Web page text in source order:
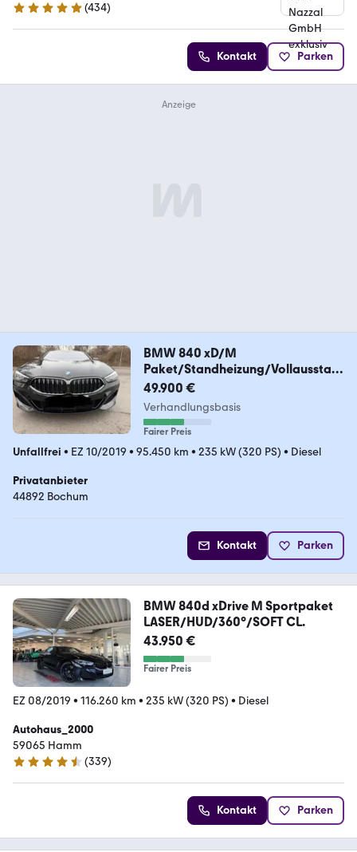
4.8 Sterne
(434)
Kontakt Parken
BMW 840 xD/M
Paket/Standheizung/Vollausstatt
ung!
49.900 €
Verhandlungsbasis
Fairer Preis
Unfallfrei • EZ 10/2019 • 95.450 km • 235 kW (320 PS) • Diesel
Privatanbieter
44892 Bochum
Kontakt Parken
BMW 840d xDrive M Sportpaket
LASER/HUD/360°/SOFT CL.
43.950 €
Fairer Preis
EZ 08/2019 • 116.260 km • 235 kW (320 PS) • Diesel
Autohaus_2000
59065 Hamm
4.6 Sterne
(339)
Kontakt Parken